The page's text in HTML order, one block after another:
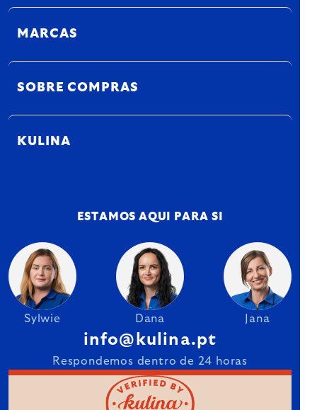
MARCAS
SOBRE COMPRAS
KULINA
ESTAMOS AQUI PARA SI
Sylwie Dana Jana
info@kulina.pt
Respondemos dentro de 24 horas